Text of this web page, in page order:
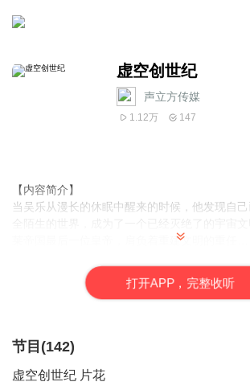
虚空创世纪
声立方传媒
1.12万 147
【内容简介】
当吴乐从漫长的休眠中醒来的时候，他发现自
莱帝国最后一位皇帝，肩负着重建文明的重任
啊。然而无论他愿不愿意，他都被卷入到了这诺
多元宇宙之中，成为了异次元宇宙钧莱文明火种
作者：网络骑士，网络小说作家。
打开APP，完整收听
节目(142)
虚空创世纪 片花